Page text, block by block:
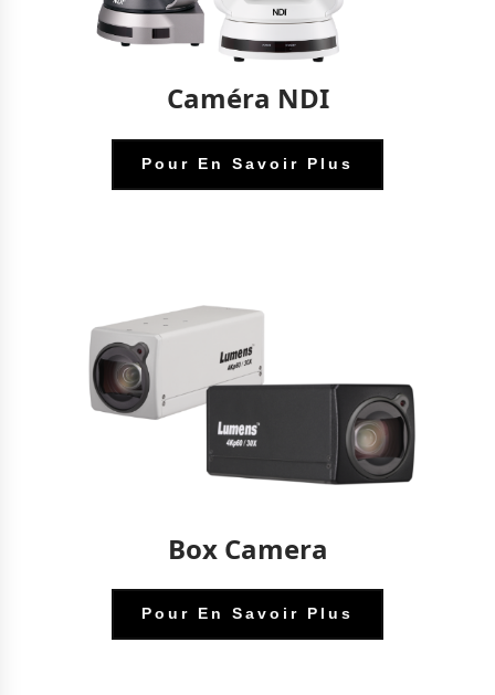
Caméra NDI
Pour En Savoir Plus
Box Camera
Pour En Savoir Plus